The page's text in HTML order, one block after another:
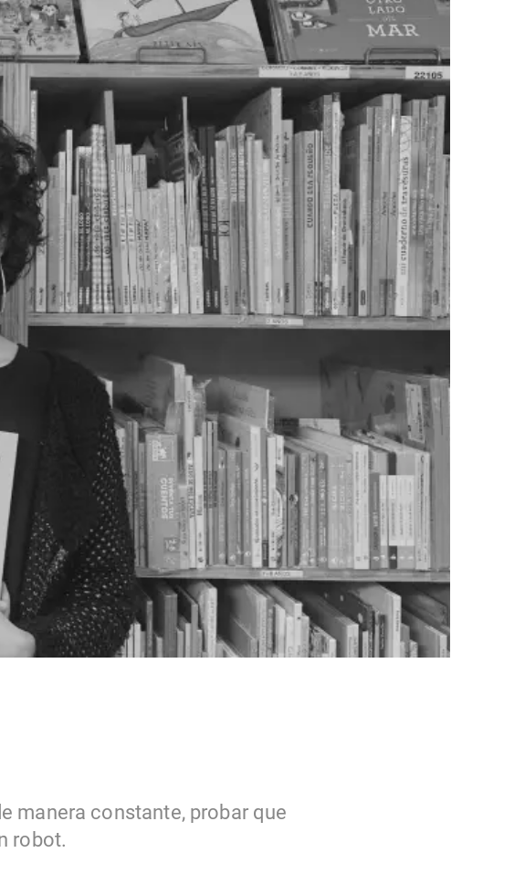
manera constante, probar que
robot.